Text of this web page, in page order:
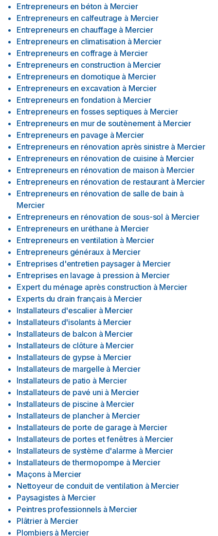
Entrepreneurs en béton à Mercier
Entrepreneurs en calfeutrage à Mercier
Entrepreneurs en chauffage à Mercier
Entrepreneurs en climatisation à Mercier
Entrepreneurs en coffrage à Mercier
Entrepreneurs en construction à Mercier
Entrepreneurs en domotique à Mercier
Entrepreneurs en excavation à Mercier
Entrepreneurs en fondation à Mercier
Entrepreneurs en fosses septiques à Mercier
Entrepreneurs en mur de soutènement à Mercier
Entrepreneurs en pavage à Mercier
Entrepreneurs en rénovation après sinistre à Mercier
Entrepreneurs en rénovation de cuisine à Mercier
Entrepreneurs en rénovation de maison à Mercier
Entrepreneurs en rénovation de restaurant à Mercier
Entrepreneurs en rénovation de salle de bain à
Mercier
Entrepreneurs en rénovation de sous-sol à Mercier
Entrepreneurs en uréthane à Mercier
Entrepreneurs en ventilation à Mercier
Entrepreneurs généraux à Mercier
Entreprises d'entretien paysager à Mercier
Entreprises en lavage à pression à Mercier
Expert du ménage après construction à Mercier
Experts du drain français à Mercier
Installateurs d'escalier à Mercier
Installateurs d'isolants à Mercier
Installateurs de balcon à Mercier
Installateurs de clôture à Mercier
Installateurs de gypse à Mercier
Installateurs de margelle à Mercier
Installateurs de patio à Mercier
Installateurs de pavé uni à Mercier
Installateurs de piscine à Mercier
Installateurs de plancher à Mercier
Installateurs de porte de garage à Mercier
Installateurs de portes et fenêtres à Mercier
Installateurs de système d'alarme à Mercier
Installateurs de thermopompe à Mercier
Maçons à Mercier
Nettoyeur de conduit de ventilation à Mercier
Paysagistes à Mercier
Peintres professionnels à Mercier
Plâtrier à Mercier
Plombiers à Mercier